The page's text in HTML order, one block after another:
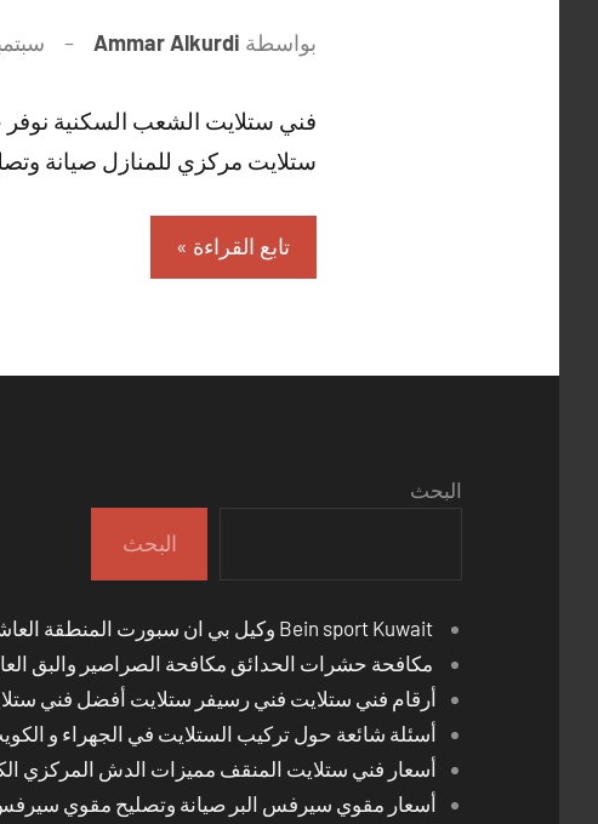
بواسطة Ammar Alkurdi سبتمبر 25,
فني ستلايت الشعب السكنية
ستلايت مركزي للمنازل صيانة
تابع القراءة
البحث
البحث
Bein sport Kuwait وكيل بي ان سبورت المنطقة العاشرة
مكافحة حشرات الحدائق مكافحة الصراصير والبق
أرقام فني ستلايت فني رسيفر ستلايت أفضل فني
أسئلة شائعة حول تركيب الستلايت في الجهراء و
أسعار فني ستلايت المنقف مميزات الدش المركزي
أسعار مقوي سيرفس البر صيانة وتصليح مقوي سيرفس